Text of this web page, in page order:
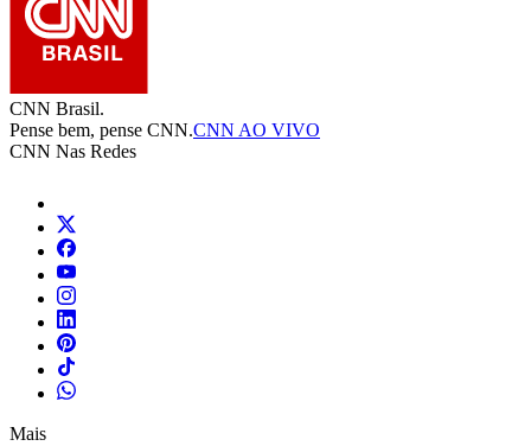
CNN Brasil.
Pense bem, pense CNN.CNN AO VIVO
CNN Nas Redes
Mais